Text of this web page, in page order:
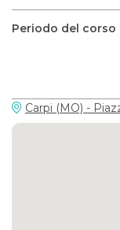
Periodo del corso
Carpi (MO) -